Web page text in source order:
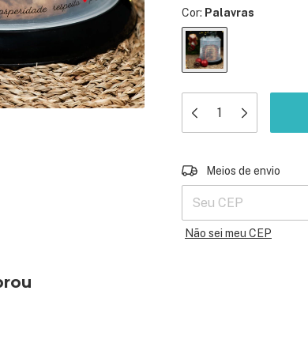
Cor: Palavras
Entregas para o CEP:
Meios de envio
Não sei meu CEP